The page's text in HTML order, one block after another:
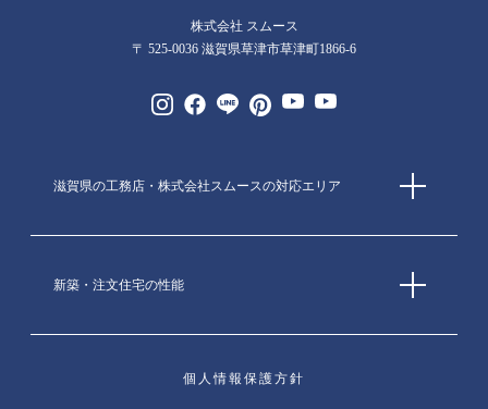
株式会社 スムース
〒 525-0036 滋賀県草津市草津町1866-6
滋賀県の工務店・株式会社スムースの対応エリア
新築・注文住宅の性能
個人情報保護方針